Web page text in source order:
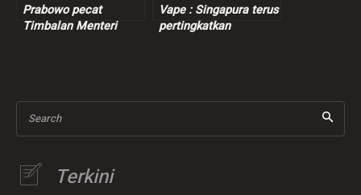
Prabowo pecat
Timbalan Menteri
Vape : Singapura terus
pertingkatkan
Search
Terkini